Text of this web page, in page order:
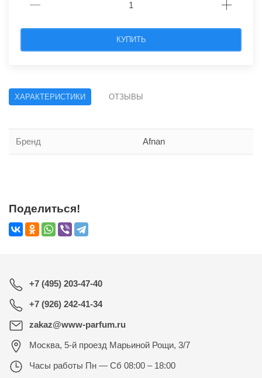
КУПИТЬ
ХАРАКТЕРИСТИКИ ОТЗЫВЫ
Бренд Afnan
Поделиться!
+7 (495) 203-47-40
+7 (926) 242-41-34
zakaz@www-parfum.ru
Москва, 5-й проезд Марьиной Рощи, 3/7
Часы работы Пн — Сб 08:00 – 18:00